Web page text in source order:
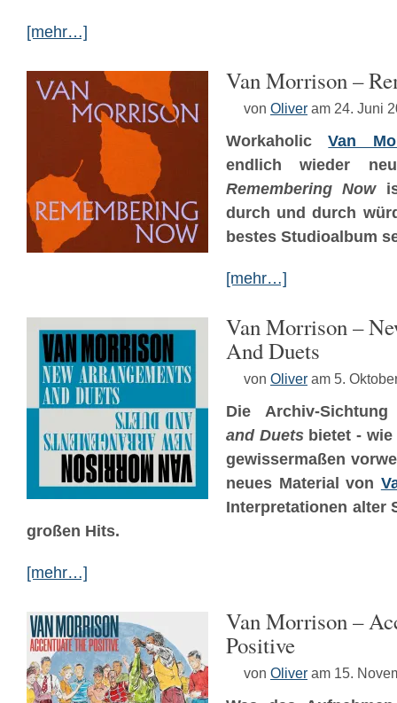
[mehr…]
Van Morrison –
von Oliver am 24. Juni
WorkaholicVan
endlich wieder
Remembering Now
durch und durch
bestes Studioalbum
[mehr…]
Van Morrison –
And Duets
von Oliver am 5.
Die Archiv-
and Duetsbietet - wie
gewissermaßen
neues Material von
Interpretationen alter
großen Hits.
[mehr…]
Van Morrison –
Positive
von Oliver am 15.